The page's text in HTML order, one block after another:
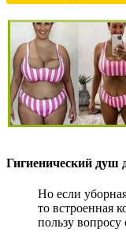
Гигиенический душ
Но если
то встроенная
пользу